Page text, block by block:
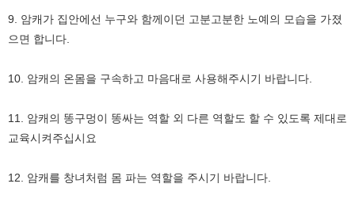
9. 암캐가 집안에선 누구와 함께이던 고분고분한 노예의 모습을 가졌
으면 합니다.
10. 암캐의 온몸을 구속하고 마음대로 사용해주시기 바랍니다.
11. 암캐의 똥구멍이 똥싸는 역할 외 다른 역할도 할 수 있도록 제대로
교육시켜주십시요
12. 암캐를 창녀처럼 몸 파는 역할을 주시기 바랍니다.